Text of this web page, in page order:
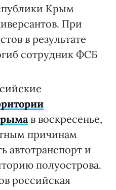
Крым
При
в результате
сотрудник ФСБ
в воскресенье,
причинам
автотранспорт и
полуострова.
российская